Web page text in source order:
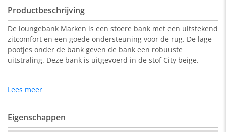
Productbeschrijving
De loungebank Marken is een stoere bank met een uitstekend
zitcomfort en een goede ondersteuning voor de rug. De lage
pootjes onder de bank geven de bank een robuuste
uitstraling. Deze bank is uitgevoerd in de stof City beige.
Afmeting:
Bij deze variant zit de chaise longue aan de rechterzijde als je
Lees meer
Eigenschappen